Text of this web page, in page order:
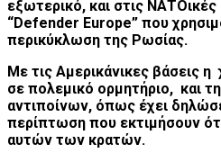
εξωτερικό, και στις
“Defender Europe” που
περικύκλωση της Ρωσίας.
Με τις Αμερικάνικες βάσεις
σε πολεμικό ορμητήριο, και
αντιποίνων, όπως έχει
περίπτωση που εκτιμήσουν
αυτών των κρατών.